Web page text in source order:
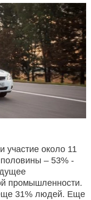
участие около 11
– 53% -
промышленности.
31% людей. Еще